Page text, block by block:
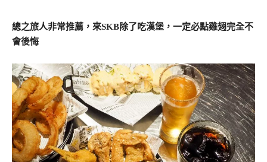
總之旅人非常推薦，來SKB除了吃漢堡，一定必點雞翅完全不
會後悔